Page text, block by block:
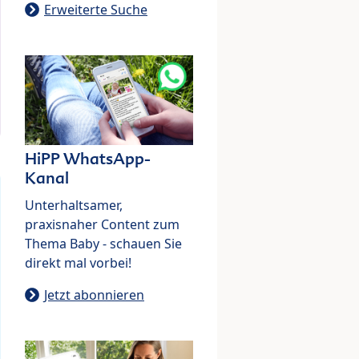
Erweiterte Suche
HiPP WhatsApp-
Kanal
Unterhaltsamer,
praxisnaher Content zum
Thema Baby - schauen Sie
direkt mal vorbei!
Jetzt abonnieren